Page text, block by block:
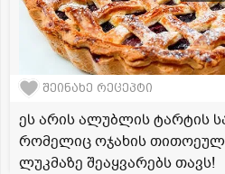
შეინახე რეცეპტი
ეს არის ალუბლის ტარტის
რომელიც ოჯახის თითოეულ
ლუკმაზე შეაყვარებს თავს!